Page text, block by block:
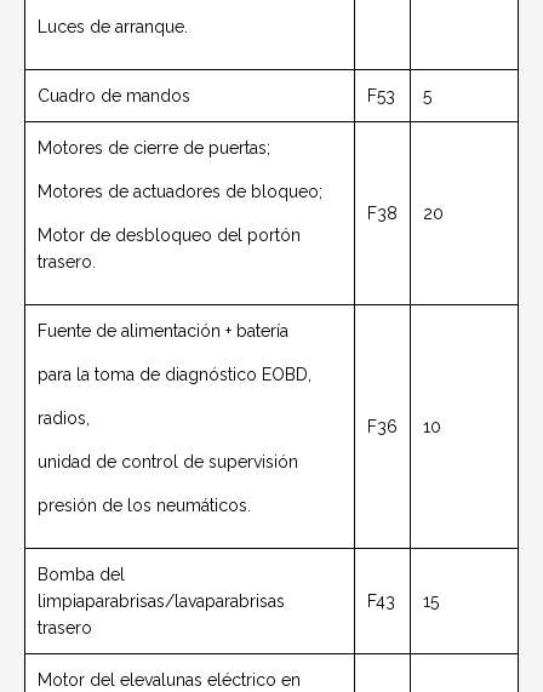
Luces de arranque.
Cuadro de mandos F53 5
Motores de cierre de puertas;
Motores de actuadores de bloqueo;
Motor de desbloqueo del portón
trasero.
F38 20
Fuente de alimentación + batería
para la toma de diagnóstico EOBD,
radios,
unidad de control de supervisión
presión de los neumáticos.
F36 10
Bomba del
limpiaparabrisas/lavaparabrisas
trasero
F43 15
Motor del elevalunas eléctrico en